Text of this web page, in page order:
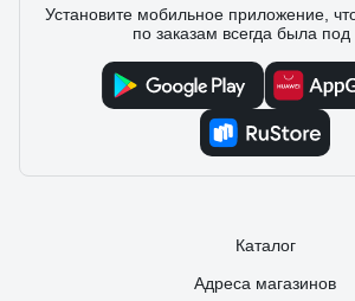
Установите мобильное приложение,
по заказам всегда была под
Каталог
Адреса магазинов